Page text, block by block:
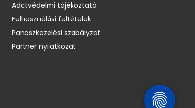
Adatvédelmi tájékoztató
Felhasználási feltételek
Panaszkezelési szabályzat
Partner nyilatkozat